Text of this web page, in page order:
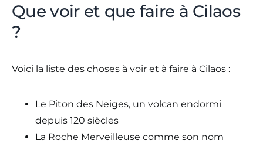
Que voir et que faire à Cilaos
?
Voici la liste des choses à voir et à faire à Cilaos :
Le Piton des Neiges, un volcan endormi
depuis 120 siècles
La Roche Merveilleuse comme son nom